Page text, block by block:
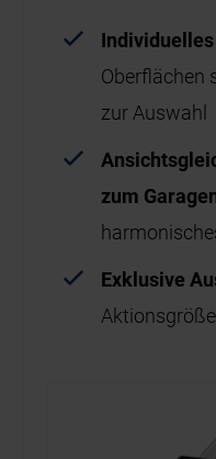
Oberflächen
zur Auswahl
zum
Exklusive